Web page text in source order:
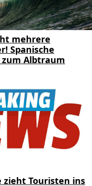
mehrere
Spanische
Albtraum
zieht Touristen ins